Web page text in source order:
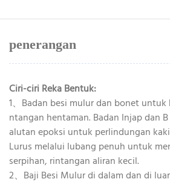
penerangan
Ciri-ciri Reka Bentuk:
1、Badan besi mulur dan bonet
ntangan hentaman. Badan Injap dan
alutan epoksi untuk perlindungan
Lurus melalui lubang penuh untuk
serpihan, rintangan aliran kecil.
2、Baji Besi Mulur di dalam dan di